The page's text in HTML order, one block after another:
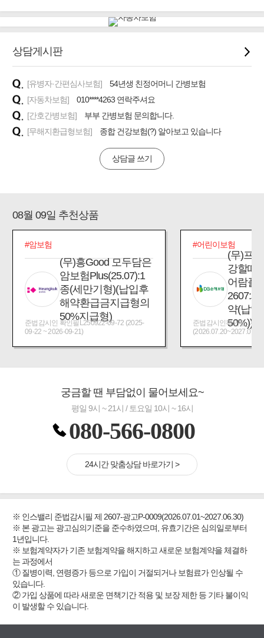
#노후대비 연금재테크!
#무해지 건강보험
#바뀌기전에 4세대 가입
상담게시판
[유병자·간편심사보험]
54년생 친정어머니 간병보험
[자동차보험]
010****4263 연락주셔요
[간호간병보험]
부부 간병보험 문의합니다.
[무해지환급형보험]
종합 건강보험(?) 알아보고 있습니다
상담글 쓰기
08월 09일 추천상품
#암보험
(무)흥Good 모두담은
암보험Plus(25.07):1
종(세만기형)(납입후
해약환급금지급형의
50%지급형)
준법감시인 확인필L250922-09-72 (2025-
09-22 ~ 2026-09-21)
#어린이보험
(무)프
강할때
어람플
2607:
약(납입
50%))
준법감시인확인필_제
궁금할 땐 부담없이 물어보세요~
평일 9시 ~ 21시 / 토요일 10시 ~ 16시
080-566-0800
24시간 맞춤상담 바로가기 >
※ 인스밸리 준법감시필 제 2607-광고P-0009(2026.07.01~2027.06.30)
※ 본 광고는 광고심의기준을 준수하였으며, 유효기간은 심의일로부터
1년입니다.
※ 보험계약자가 기존 보험계약을 해지하고 새로운 보험계약을 체결하
는 과정에서
① 질병이력, 연령증가 등으로 가입이 거절되거나 보험료가 인상될 수
있습니다.
② 가입 상품에 따라 새로운 면책기간 적용 및 보장 제한 등 기타 불이익
이 발생할 수 있습니다.